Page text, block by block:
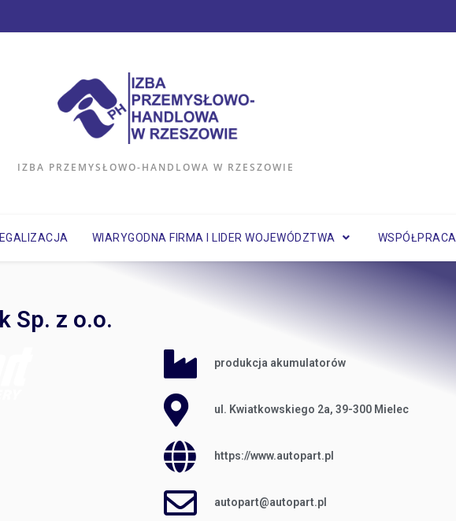
IZBA PRZEMYSŁOWO-HANDLOWA W RZESZOWIE
WIARYGODNA FIRMA I LIDER WOJEWÓDZTWA WSPÓŁPRACA
Sp. z o.o.
produkcja akumulatorów
ul. Kwiatkowskiego 2a, 39-300 Mielec
https://www.autopart.pl
autopart@autopart.pl